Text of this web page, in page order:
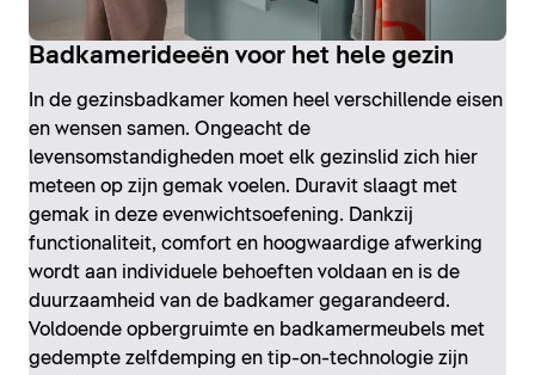
Badkamerideeën voor het hele gezin
In de gezinsbadkamer komen heel verschillende eisen
en wensen samen. Ongeacht de
levensomstandigheden moet elk gezinslid zich hier
meteen op zijn gemak voelen. Duravit slaagt met
gemak in deze evenwichtsoefening. Dankzij
functionaliteit, comfort en hoogwaardige afwerking
wordt aan individuele behoeften voldaan en is de
duurzaamheid van de badkamer gegarandeerd.
Voldoende opbergruimte en badkamermeubels met
gedempte zelfdemping en tip-on-technologie zijn